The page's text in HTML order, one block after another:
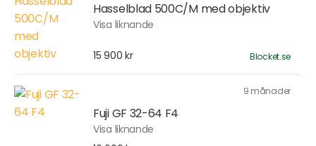
Hasselblad 500C/M med objektiv
Visa liknande
15 900 kr Blocket.se
9 månader
Fuji GF 32-64 F4
Visa liknande